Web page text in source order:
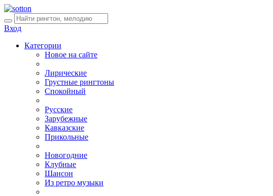
Вход
Категории
Новое на сайте
Лирические
Грустные рингтоны
Спокойный
Русские
Зарубежные
Кавказские
Прикольные
Новогодние
Клубные
Шансон
Из ретро музыки